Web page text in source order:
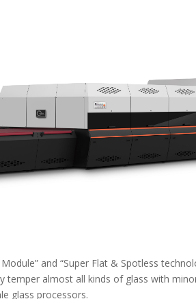
and “Super Flat & Spotless
temper almost all kinds of glass with
glass processors.